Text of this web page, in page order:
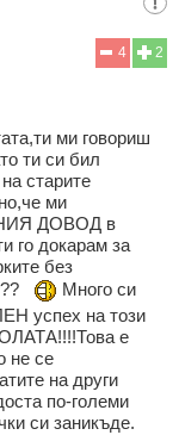
2
4
ми говориш
ти си бил
старите
ми
ДОВОД в
го докарам за
без
Много си
успех на този
е
не се
на други
по-големи
си заникъде.